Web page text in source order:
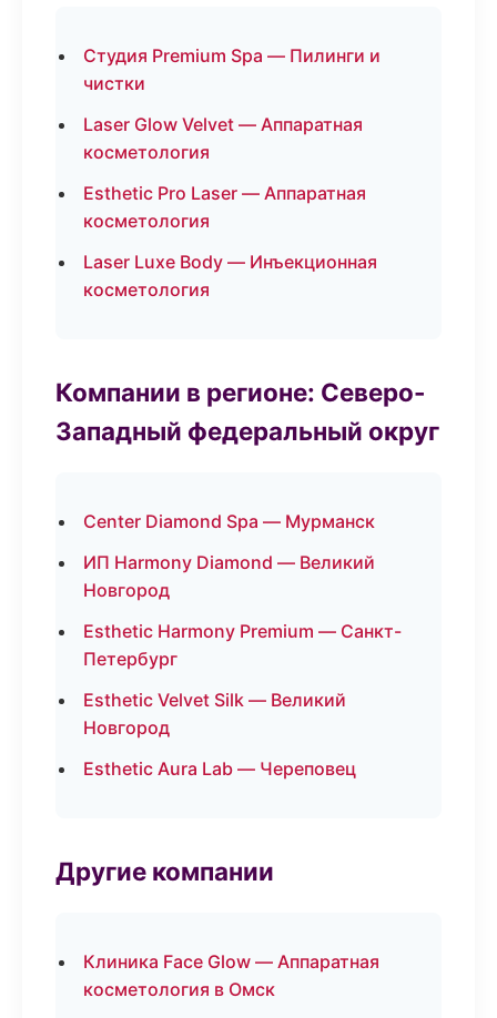
Студия Premium Spa — Пилинги и
чистки
Laser Glow Velvet — Аппаратная
косметология
Esthetic Pro Laser — Аппаратная
косметология
Laser Luxe Body — Инъекционная
косметология
Компании в регионе: Северо-
Западный федеральный округ
Center Diamond Spa — Мурманск
ИП Harmony Diamond — Великий
Новгород
Esthetic Harmony Premium — Санкт-
Петербург
Esthetic Velvet Silk — Великий
Новгород
Esthetic Aura Lab — Череповец
Другие компании
Клиника Face Glow — Аппаратная
косметология в Омск